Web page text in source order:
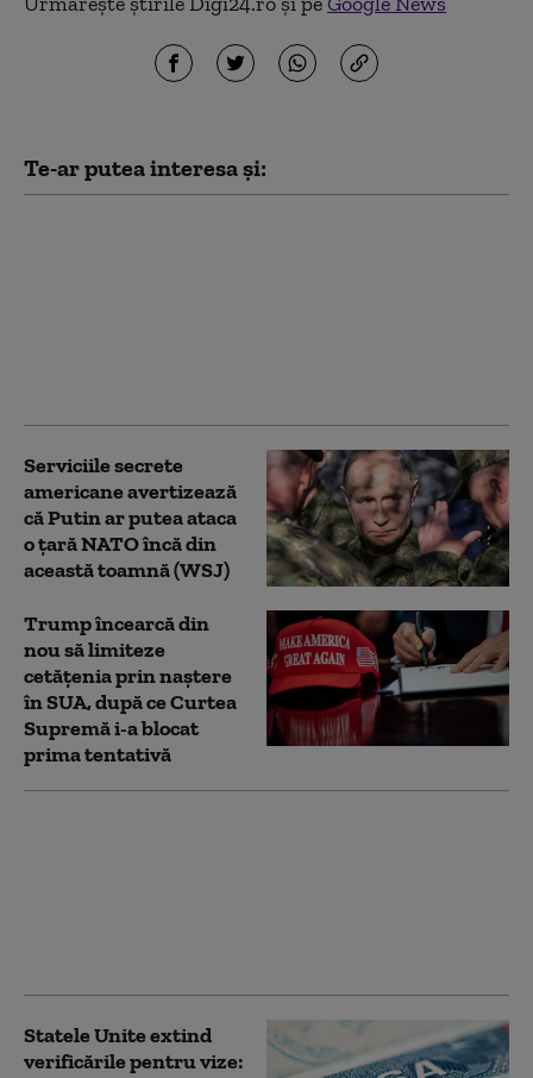
Te-ar putea interesa și:
Serviciile secrete
americane avertizează
că Putin ar putea ataca
o țară NATO încă din
această toamnă (WSJ)
Trump încearcă din
nou să limiteze
cetățenia prin naștere
în SUA, după ce Curtea
Supremă i-a blocat
prima tentativă
Statele Unite extind
verificările pentru vize: